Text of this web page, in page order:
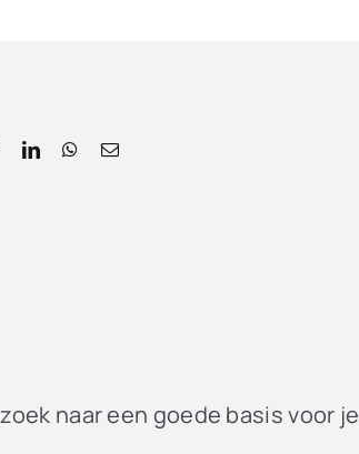
naar een goede basis voor je